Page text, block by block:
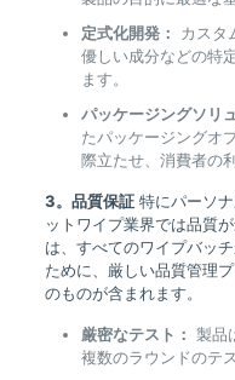
定式化開発：
カスタ
優しい成分などの特
ます。
パッケージングソリ
たパッケージングオ
際立たせ、消費者の
3。品質保証特にパーソナ
ットワイプ業界では品質
は、すべてのワイプバッ
ために、厳しい品質管理
のものが含まれます。
厳密なテスト： 製品
複数のラウンドのテ